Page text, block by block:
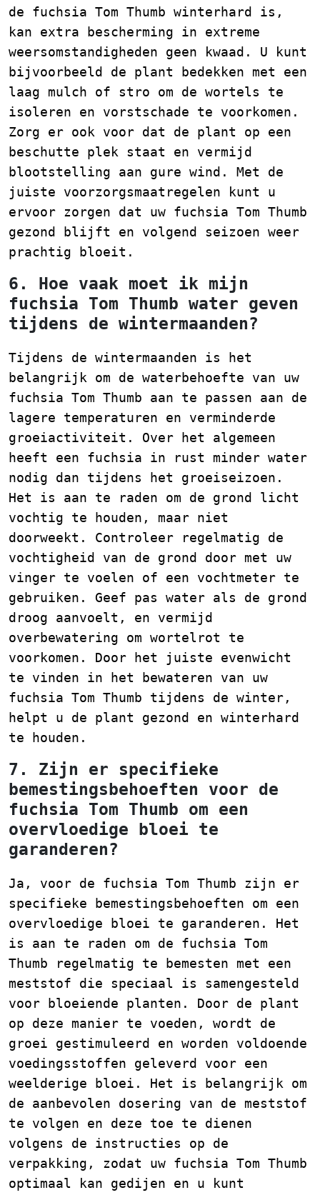
de fuchsia Tom Thumb winterhard is,
kan extra bescherming in extreme
weersomstandigheden geen kwaad. U kunt
bijvoorbeeld de plant bedekken met een
laag mulch of stro om de wortels te
isoleren en vorstschade te voorkomen.
Zorg er ook voor dat de plant op een
beschutte plek staat en vermijd
blootstelling aan gure wind. Met de
juiste voorzorgsmaatregelen kunt u
ervoor zorgen dat uw fuchsia Tom Thumb
gezond blijft en volgend seizoen weer
prachtig bloeit.
6. Hoe vaak moet ik mijn
fuchsia Tom Thumb water geven
tijdens de wintermaanden?
Tijdens de wintermaanden is het
belangrijk om de waterbehoefte van uw
fuchsia Tom Thumb aan te passen aan de
lagere temperaturen en verminderde
groeiactiviteit. Over het algemeen
heeft een fuchsia in rust minder water
nodig dan tijdens het groeiseizoen.
Het is aan te raden om de grond licht
vochtig te houden, maar niet
doorweekt. Controleer regelmatig de
vochtigheid van de grond door met uw
vinger te voelen of een vochtmeter te
gebruiken. Geef pas water als de grond
droog aanvoelt, en vermijd
overbewatering om wortelrot te
voorkomen. Door het juiste evenwicht
te vinden in het bewateren van uw
fuchsia Tom Thumb tijdens de winter,
helpt u de plant gezond en winterhard
te houden.
7. Zijn er specifieke
bemestingsbehoeften voor de
fuchsia Tom Thumb om een
overvloedige bloei te
garanderen?
Ja, voor de fuchsia Tom Thumb zijn er
specifieke bemestingsbehoeften om een
overvloedige bloei te garanderen. Het
is aan te raden om de fuchsia Tom
Thumb regelmatig te bemesten met een
meststof die speciaal is samengesteld
voor bloeiende planten. Door de plant
op deze manier te voeden, wordt de
groei gestimuleerd en worden voldoende
voedingsstoffen geleverd voor een
weelderige bloei. Het is belangrijk om
de aanbevolen dosering van de meststof
te volgen en deze toe te dienen
volgens de instructies op de
verpakking, zodat uw fuchsia Tom Thumb
optimaal kan gedijen en u kunt